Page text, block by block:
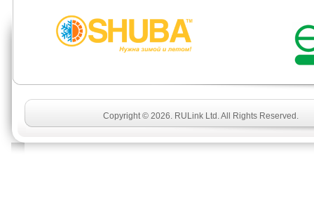
Copyright © 2026. RULink Ltd. All Rights Reserved.